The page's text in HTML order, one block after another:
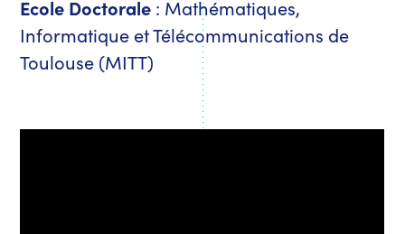
Ecole Doctorale : Mathématiques,
Informatique et Télécommunications de
Toulouse (MITT)